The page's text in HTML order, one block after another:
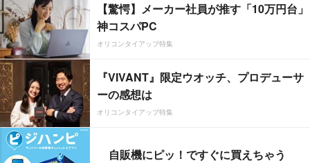
【驚愕】メーカー社員が推す「10万円台」
神コスパPC
オリコンタイアップ特集
『VIVANT』限定ウオッチ、プロデューサ
ーの感想は
オリコンタイアップ特集
自販機にピッ！ですぐに買えちゃう